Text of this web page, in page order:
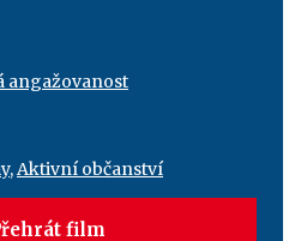
angažovanost
,Aktivní občanství
film